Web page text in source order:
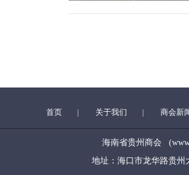
首页 关于我们 商会新
海南省贵州商会
地址：海口市龙华路贵州